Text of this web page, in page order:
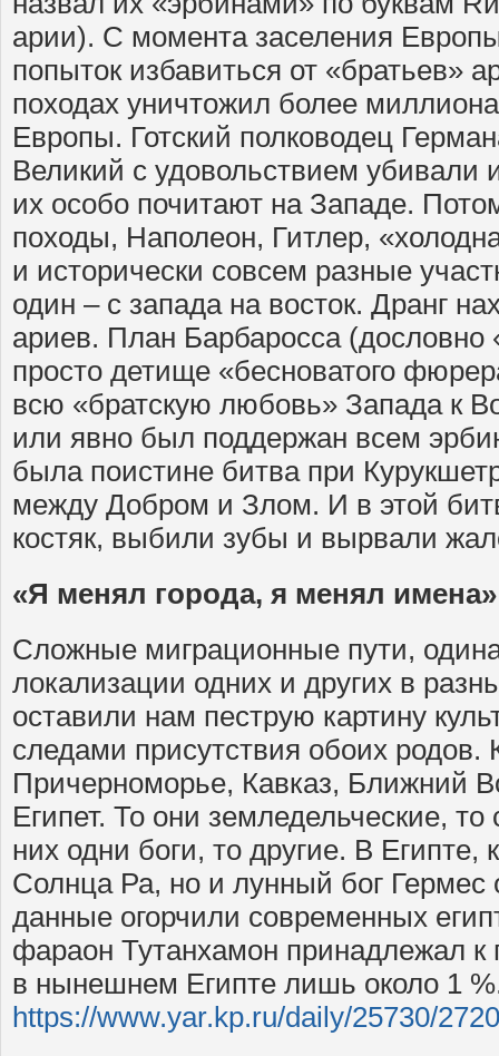
арии). С момента заселения
попыток избавиться от «братьев»
походах уничтожил более
Европы. Готский полководец
Великий с удовольствием убивали
их особо почитают на Западе.
походы, Наполеон, Гитлер,
и исторически совсем разные
один – с запада на восток. Дранг
ариев. План Барбаросса (дословно
просто детище «бесноватого
всю «братскую любовь» Запада к
или явно был поддержан всем
была поистине битва при
между Добром и Злом. И в этой
костяк, выбили зубы и вырвали
«Я менял города, я менял имена»
Сложные миграционные пути,
локализации одних и других в
оставили нам пеструю картину
следами присутствия обоих родов.
Причерноморье, Кавказ, Ближний
Египет. То они земледельческие, то
них одни боги, то другие. В Египте,
Солнца Ра, но и лунный бог Гермес
данные огорчили современных
фараон Тутанхамон принадлежал к
в нынешнем Египте лишь около 1
https://www.yar.kp.ru/daily/25730/